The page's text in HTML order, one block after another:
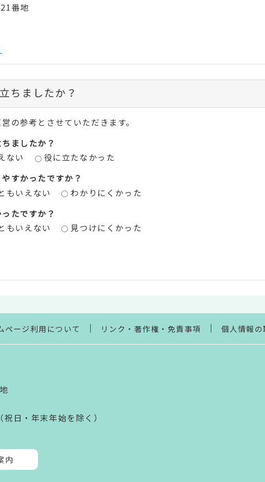
番地
ちましたか？
の参考とさせていただきます。
ましたか？
ない
役に立たなかった
すかったですか？
もいえない
わかりにくかった
たですか？
もいえない 見つけにくかった
ページ利用について リンク・著作権・免責事項 個人情報の
日・年末年始を除く）
内